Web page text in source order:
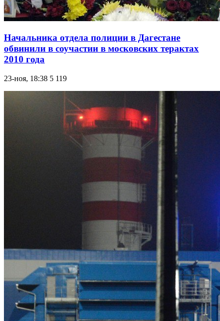
Начальника отдела полиции в Дагестане
обвинили в соучастии в московских терактах
2010 года
23-ноя, 18:38 5 119